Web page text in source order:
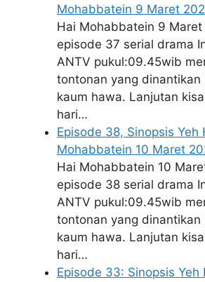
Mohabbatein 9 Maret
Hai Mohabbatein 9 Maret
episode 37 serial drama
ANTV pukul:09.45wib
tontonan yang dinantikan
kaum hawa. Lanjutan
hari…
Episode 38, Sinopsis Yeh
Mohabbatein 10 Maret
Hai Mohabbatein 10
episode 38 serial drama
ANTV pukul:09.45wib
tontonan yang dinantikan
kaum hawa. Lanjutan
hari…
Episode 33: Sinopsis Yeh